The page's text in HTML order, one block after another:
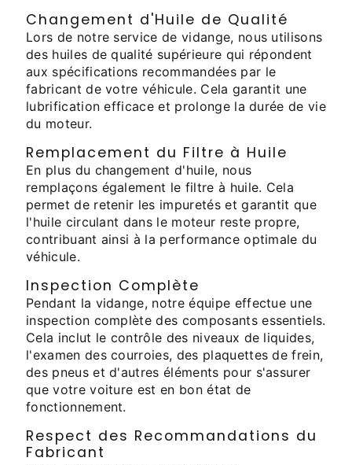
Changement d'Huile de Qualité
Lors de notre service de vidange, nous utilisons
des huiles de qualité supérieure qui répondent
aux spécifications recommandées par le
fabricant de votre véhicule. Cela garantit une
lubrification efficace et prolonge la durée de vie
du moteur.
Remplacement du Filtre à Huile
En plus du changement d'huile, nous
remplaçons également le filtre à huile. Cela
permet de retenir les impuretés et garantit que
l'huile circulant dans le moteur reste propre,
contribuant ainsi à la performance optimale du
véhicule.
Inspection Complète
Pendant la vidange, notre équipe effectue une
inspection complète des composants essentiels.
Cela inclut le contrôle des niveaux de liquides,
l'examen des courroies, des plaquettes de frein,
des pneus et d'autres éléments pour s'assurer
que votre voiture est en bon état de
fonctionnement.
Respect des Recommandations du
Fabricant